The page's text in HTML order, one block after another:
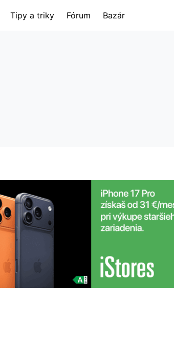
Tipy a triky Fórum Bazár